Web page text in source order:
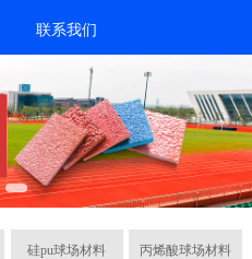
联系我们
硅pu球场材料 丙烯酸球场材料